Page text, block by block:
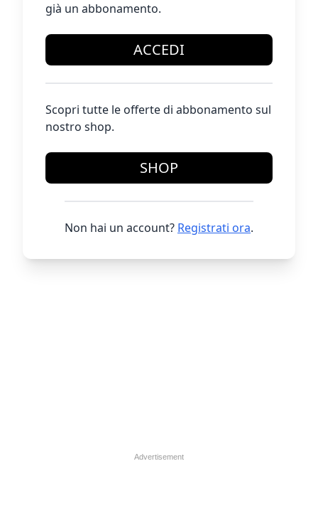
già un abbonamento.
ACCEDI
Scopri tutte le offerte di abbonamento sul
nostro shop.
SHOP
Non hai un account? Registrati ora.